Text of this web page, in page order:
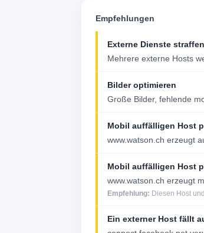
Empfehlungen
Externe Dienste straffen
Mehrere externe Hosts
Bilder optimieren
Große Bilder, fehlende
Mobil auffälligen Host
www.watson.ch erzeugt
Mobil auffälligen Host
www.watson.ch erzeugt
Empfehlung: Diesen Host
Ein externer Host fällt